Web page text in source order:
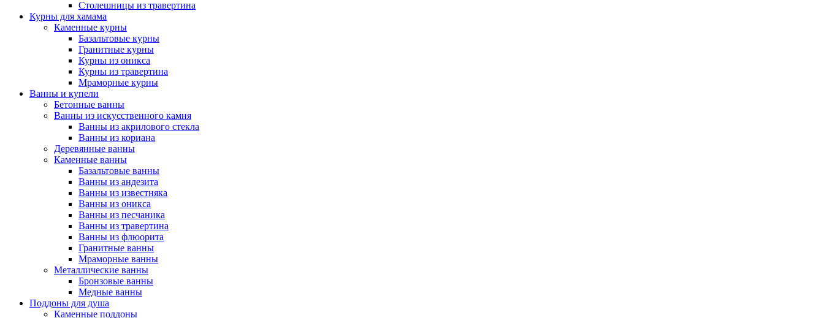
Столешницы из травертина
Курны для хамама
Каменные курны
Базальтовые курны
Гранитные курны
Курны из оникса
Курны из травертина
Мраморные курны
Ванны и купели
Бетонные ванны
Ванны из искусственного камня
Ванны из акрилового стекла
Ванны из кориана
Деревянные ванны
Каменные ванны
Базальтовые ванны
Ванны из андезита
Ванны из известняка
Ванны из оникса
Ванны из песчаника
Ванны из травертина
Ванны из флюорита
Гранитные ванны
Мраморные ванны
Металлические ванны
Бронзовые ванны
Медные ванны
Поддоны для душа
Каменные поддоны